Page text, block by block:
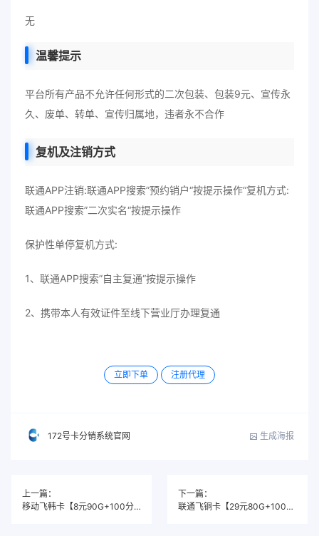
无
温馨提示
平台所有产品不允许任何形式的二次包装、包装9元、宣传永
久、废单、转单、宣传归属地，违者永不合作
复机及注销方式
联通APP注销:联通APP搜索”预约销户“按提示操作“复机方式:
联通APP搜索”二次实名“按提示操作
保护性单停复机方式:
1、联通APP搜索”自主复通“按提示操作
2、携带本人有效证件至线下营业厅办理复通
立即下单 注册代理
172号卡分销系统官网 生成海报
上一篇：
移动飞韩卡【8元90G+100分钟】
下一篇：
联通飞铜卡【29元80G+100分钟】专属